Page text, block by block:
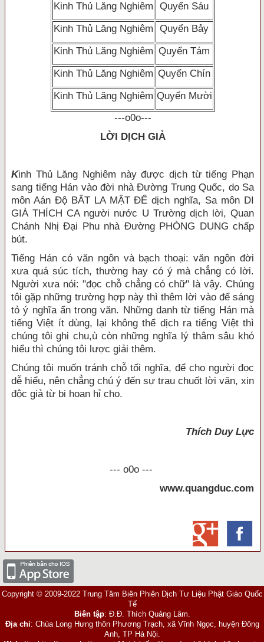
Kinh Thủ Lăng Nghiêm
Quyển Sáu
Kinh Thủ Lăng Nghiêm
Quyển Bảy
Kinh Thủ Lăng Nghiêm Quyển Tám
Kinh Thủ Lăng Nghiêm Quyển Chín
Kinh Thủ Lăng Nghiêm Quyển Mười
---o0o---
LỜI DỊCH GIẢ
Kinh Thủ Lăng Nghiêm này được dịch từ tiếng Phạn
sang tiếng Hán vào đời nhà Đường Trung Quốc, do Sa
môn Aán Độ BẤT LA MẬT ĐẾ dịch nghĩa, Sa môn DI
GIÀ THÍCH CA người nước U Trường dịch lời, Quan
Chánh Nhị Đại Phu nhà Đường PHÒNG DUNG chấp
bút.
Tiếng Hán có văn ngôn và bạch thoại: văn ngôn đời
xưa quá súc tích, thường hay có ý mà chẳng có lời.
Người xưa nói: "đọc chỗ chẳng có chữ" là vậy. Chúng
tôi gặp những trường hợp này thì thêm lời vào để sáng
tỏ ý nghĩa ẩn trong văn. Những danh từ tiếng Hán mà
tiếng Việt ít dùng, lại không thể dịch ra tiếng Việt thì
chúng tôi ghi chu,ù còn những nghĩa lý thâm sâu khó
hiểu thì chúng tôi lược giải thêm.
Chúng tôi muốn tránh chỗ tối nghĩa, để cho người đọc
dễ hiểu, nên chẳng chú ý đến sự trau chuốt lời văn, xin
độc giả từ bi hoan hỉ cho.
Thích Duy Lực
--- o0o ---
www.quangduc.com
Copyright © 2009-2022 Trung Tâm Biên Phiên Dịch Tư Liệu Phật Giáo Quốc
Tế
Biên tập: Đ.Đ. Thích Quảng Lâm.
Địa chỉ: Chùa Long Hưng thôn Phương Trạch, xã Vĩnh Ngọc, huyện Đông
Anh, TP Hà Nội.